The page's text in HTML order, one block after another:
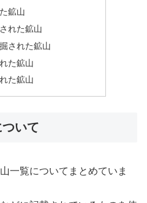
鉱山
れた鉱山
された鉱山
た鉱山
た鉱山
いて
一覧についてまとめていま